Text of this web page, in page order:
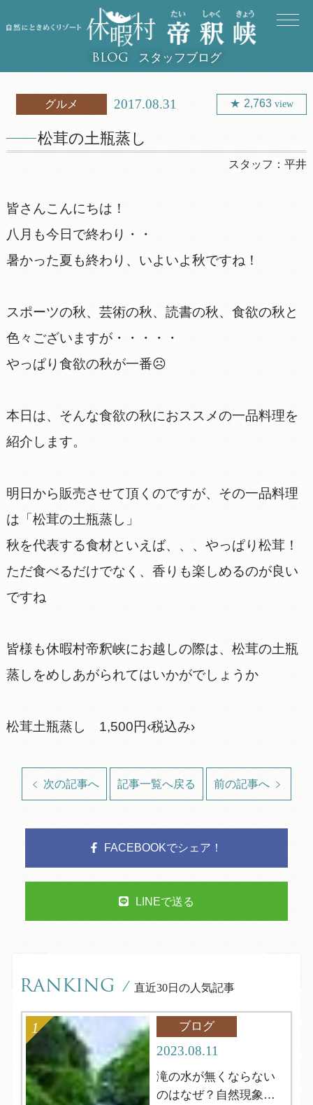
BLOG スタッフブログ
グルメ 2017.08.31 2,763view
松茸の土瓶蒸し
スタッフ：平井
皆さんこんにちは！
八月も今日で終わり・・
暑かった夏も終わり、いよいよ秋ですね！
スポーツの秋、芸術の秋、読書の秋、食欲の秋と
色々ございますが・・・・・
やっぱり食欲の秋が一番☹
本日は、そんな食欲の秋におススメの一品料理を
紹介します。
明日から販売させて頂くのですが、その一品料理
は「松茸の土瓶蒸し」
秋を代表する食材といえば、、、やっぱり松茸！
ただ食べるだけでなく、香りも楽しめるのが良い
ですね
皆様も休暇村帝釈峡にお越しの際は、松茸の土瓶
蒸しをめしあがられてはいかがでしょうか
松茸土瓶蒸し 1,500円‹税込み›
次の記事へ 記事一覧へ戻る 前の記事へ
FACEBOOKでシェア！
LINEで送る
RANKING / 直近30日の人気記事
ブログ
2023.08.11
滝の水が無くならない
のはなぜ？自然現象解